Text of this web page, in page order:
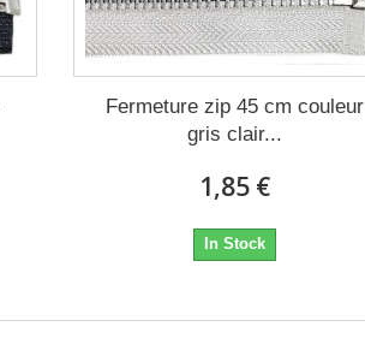
Fermeture zip 45 cm couleur
gris clair...
1,85 €
In Stock